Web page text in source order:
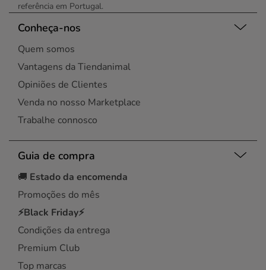
referência em Portugal.
Conheça-nos
Quem somos
Vantagens da Tiendanimal
Opiniões de Clientes
Venda no nosso Marketplace
Trabalhe connosco
Guia de compra
🚚 Estado da encomenda
Promoções do mês
⚡Black Friday⚡
Condições da entrega
Premium Club
Top marcas